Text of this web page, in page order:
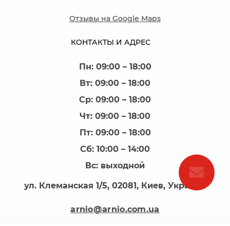
КОНТАКТЫ И АДРЕС
Пн: 09:00 – 18:00
Вт: 09:00 – 18:00
Ср: 09:00 – 18:00
Чт: 09:00 – 18:00
Пт: 09:00 – 18:00
Сб: 10:00 – 14:00
Вс: выходной
ул. Клеманская 1/5, 02081, Киев, Украина
arnio@arnio.com.ua
Отзывы на Google Maps